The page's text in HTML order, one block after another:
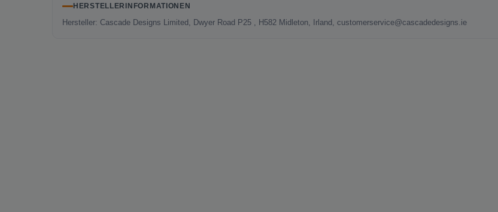
HERSTELLERINFORMATIONEN
Hersteller: Cascade Designs Limited, Dwyer Road P25 , H582 Midleton, Irland, customerservice@cascadedesigns.ie